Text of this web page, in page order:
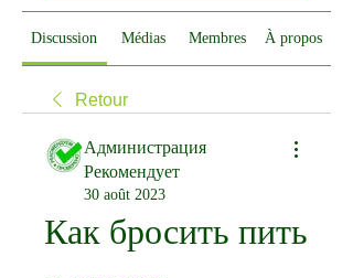
Discussion Médias Membres À propos
Retour
Администрация
Рекомендует
30 août 2023
Как бросить пить